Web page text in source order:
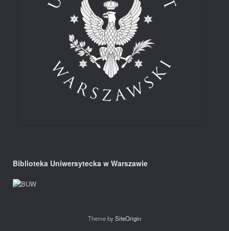
Biblioteka Uniwersytecka w Warszawie
Theme bySiteOrigin